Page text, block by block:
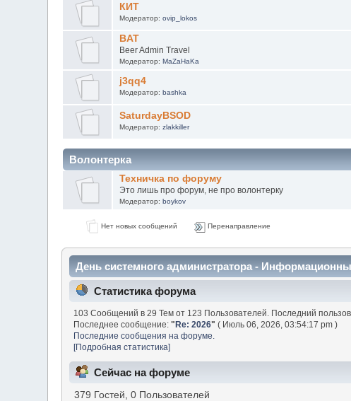
КИТ
Модератор: ovip_lokos
BAT
Beer Admin Travel
Модератор: MaZaHaKa
j3qq4
Модератор: bashka
SaturdayBSOD
Модератор: zlakkiller
Волонтерка
Техничка по форуму
Это лишь про форум, не про волонтерку
Модератор: boykov
Нет новых сообщений Перенаправление
День системного администратора -
Статистика форума
103 Сообщений в 29 Тем от 123 Пользователей. Последний
Последнее сообщение:"Re: 2026" ( Июль 06, 2026, 03:54:17 pm )
Последние сообщения на форуме.
[Подробная статистика]
Сейчас на форуме
379 Гостей, 0 Пользователей